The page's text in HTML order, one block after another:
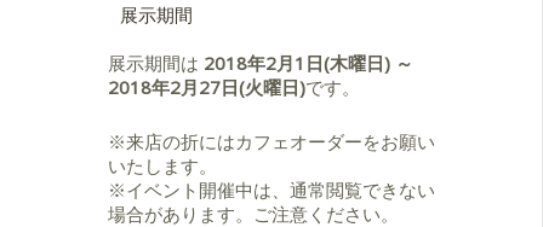
展示期間
展示期間は 2018年2月1日(木曜日) ～
2018年2月27日(火曜日)です。
※来店の折にはカフェオーダーをお願い
いたします。
※イベント開催中は、通常閲覧できない
場合があります。ご注意ください。